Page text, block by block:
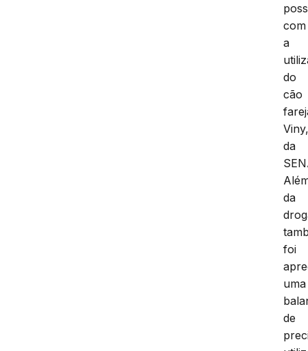
com
a
do
cão
da
da
foi
uma
de